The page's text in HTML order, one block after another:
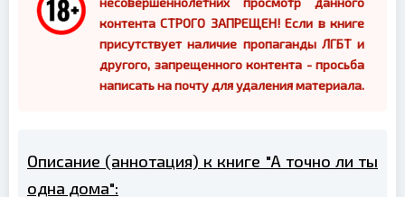
контента СТРОГО ЗАПРЕЩЕН! Если в книге
присутствует наличие пропаганды ЛГБТ и
другого, запрещенного контента - просьба
написать на почту для удаления материала.
Описание (аннотация) к книге "А точно ли ты
одна дома":